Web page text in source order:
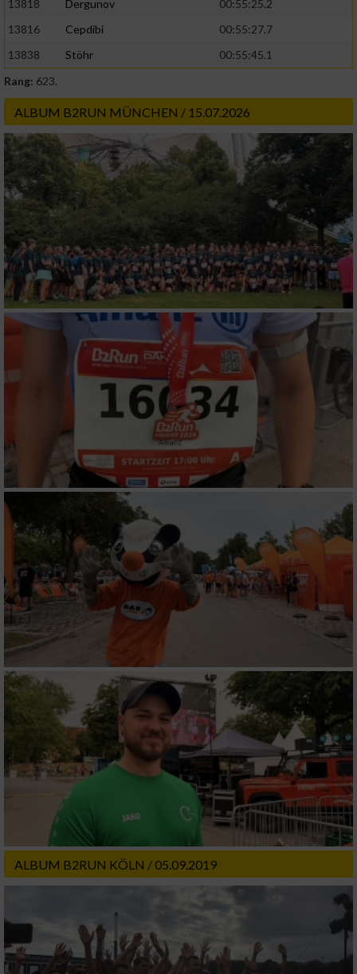
13818 Dergunov
00:55:25.2
13816
Cepdibi
00:55:27.7
13838
Stöhr
00:55:45.1
Rang: 623.
ALBUM B2RUN MÜNCHEN / 15.07.2026
ALBUM B2RUN KÖLN / 05.09.2019